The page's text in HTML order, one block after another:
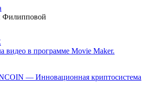
Филипповой
видео в программе Movie Maker.
— Инновационная криптосистема